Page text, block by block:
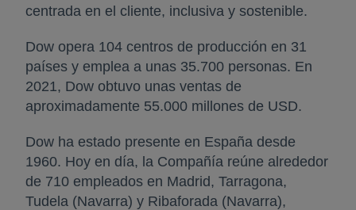
centrada en el cliente, inclusiva y sostenible.
Dow opera 104 centros de producción en 31
países y emplea a unas 35.700 personas. En
2021, Dow obtuvo unas ventas de
aproximadamente 55.000 millones de USD.
Dow ha estado presente en España desde
1960. Hoy en día, la Compañía reúne alrededor
de 710 empleados en Madrid, Tarragona,
Tudela (Navarra) y Ribaforada (Navarra),